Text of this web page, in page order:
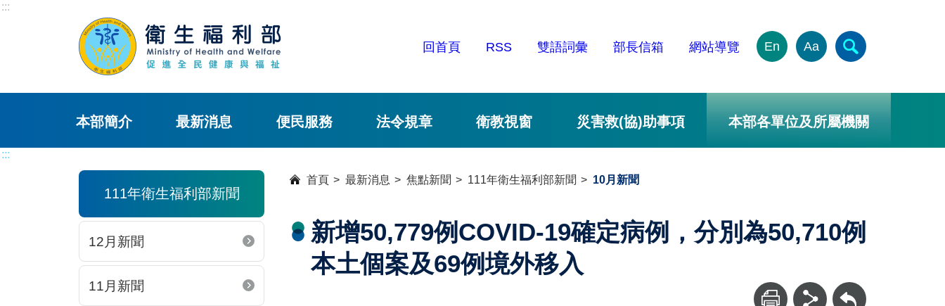
:::
回首頁 RSS 雙語詞彙 部長信箱 網站導覽 En Aa
本部簡介 最新消息 便民服務 法令規章 衛教視窗 災害救(協)助事項 本部各單位及所屬機關
:::
111年衛生福利部新聞
12月新聞
11月新聞
首頁 最新消息 焦點新聞 111年衛生福利部新聞 10月新聞
新增50,779例COVID-19確定病例，分別為50,710例
本土個案及69例境外移入
回上一頁